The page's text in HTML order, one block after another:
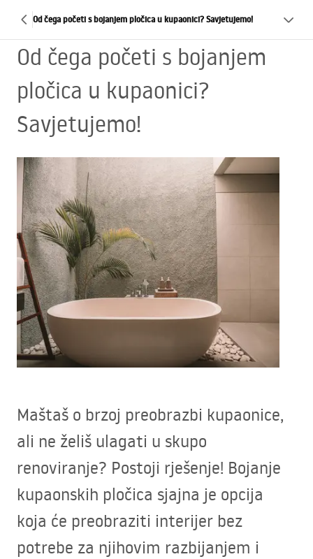
Od čega početi s bojanjem pločica u kupaonici? Savjetujemo!
Od čega početi s bojanjem
pločica u kupaonici?
Savjetujemo!
Maštaš o brzoj preobrazbi kupaonice,
ali ne želiš ulagati u skupo
renoviranje? Postoji rješenje! Bojanje
kupaonskih pločica sjajna je opcija
koja će preobraziti interijer bez
potrebe za njihovim razbijanjem i